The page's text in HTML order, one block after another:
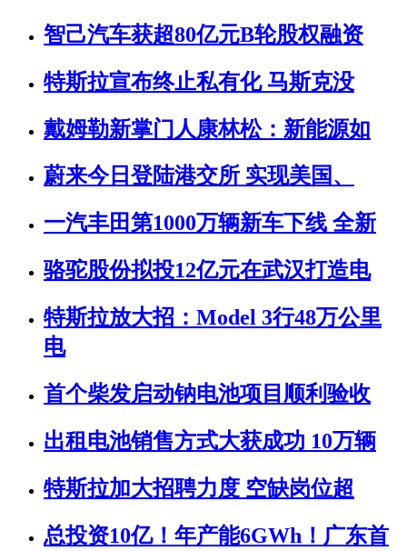
智己汽车获超80亿元B轮股权融资
特斯拉宣布终止私有化 马斯克没
戴姆勒新掌门人康林松：新能源如
蔚来今日登陆港交所 实现美国、
一汽丰田第1000万辆新车下线 全新
骆驼股份拟投12亿元在武汉打造电
特斯拉放大招：Model 3行48万公里
电
首个柴发启动钠电池项目顺利验收
出租电池销售方式大获成功 10万辆
特斯拉加大招聘力度 空缺岗位超
总投资10亿！年产能6GWh！广东首